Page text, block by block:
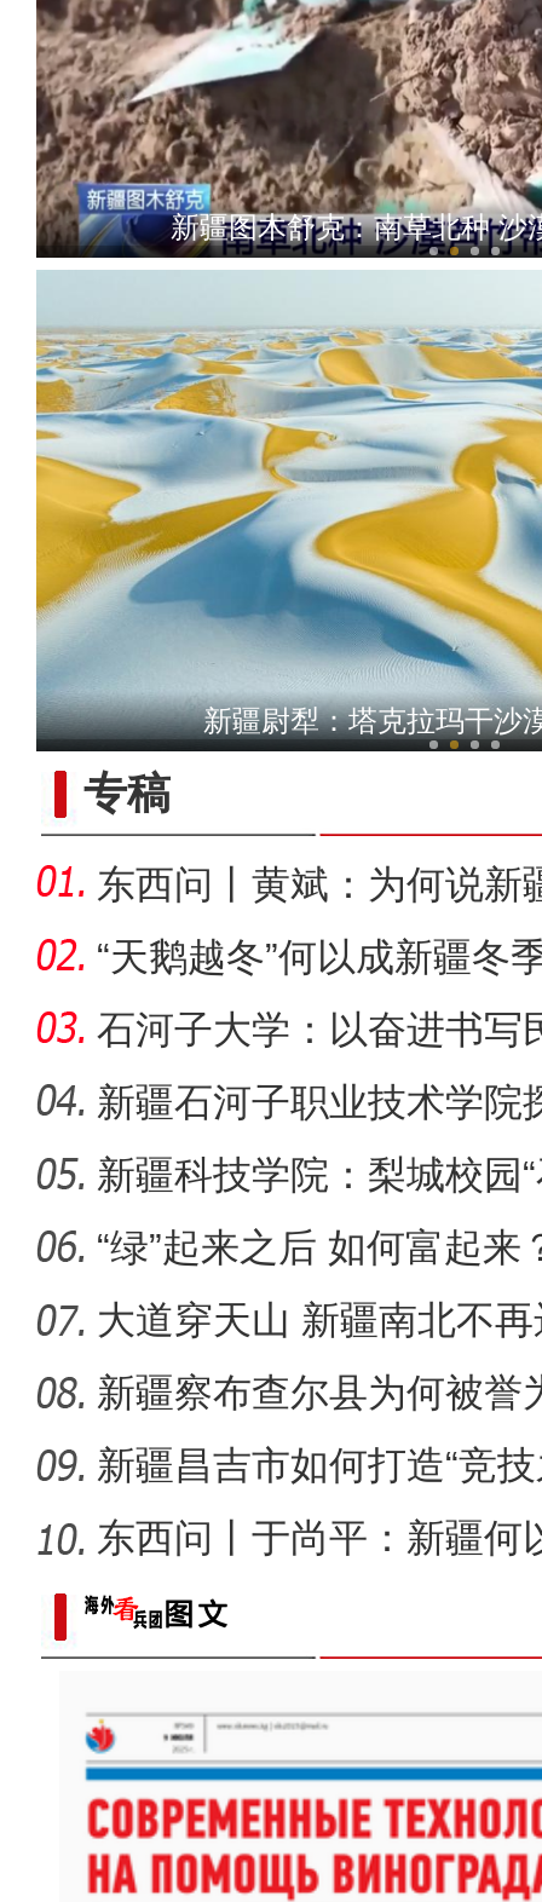
新疆图木舒克：南草北种 沙
新疆铁门关：迎数千只灰鹤
新疆4000亩沙漠盐
新疆尉犁：塔克拉玛干沙
专稿
东西问丨黄斌：为何说新
一部交
“天鹅越冬”何以成新疆冬
石河子大学：以奋进书写
新疆石河子职业技术学院
同体意
新疆科技学院：梨城校园
绘“同心
“绿”起来之后 如何富起来
大道穿天山 新疆南北不
新疆察布查尔县为何被誉
新疆昌吉市如何打造“竞
东西问丨于尚平：新疆何
局？